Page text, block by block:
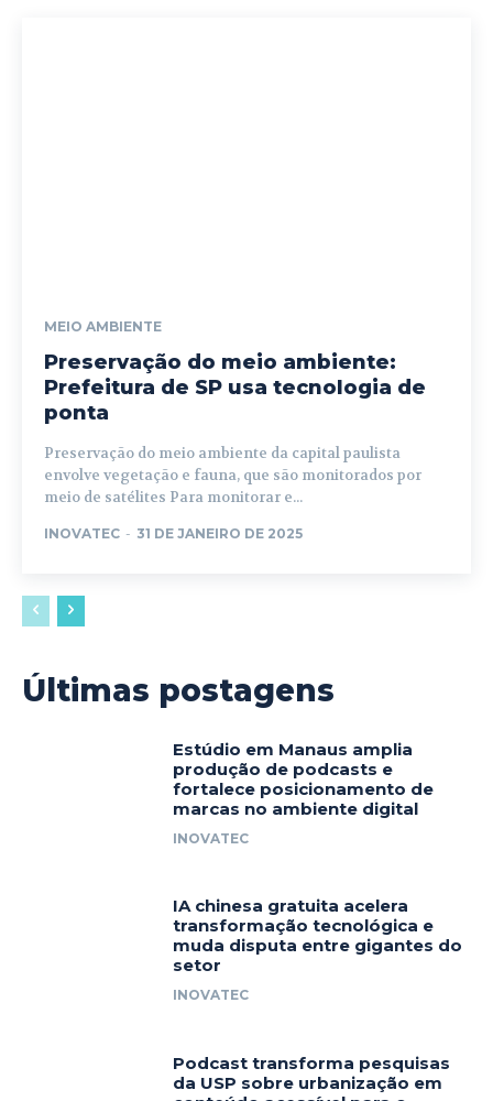
MEIO AMBIENTE
Preservação do meio ambiente:
Prefeitura de SP usa tecnologia de
ponta
Preservação do meio ambiente da capital paulista
envolve vegetação e fauna, que são monitorados por
meio de satélites Para monitorar e...
INOVATEC - 31 DE JANEIRO DE 2025
Últimas postagens
Estúdio em Manaus amplia
produção de podcasts e
fortalece posicionamento de
marcas no ambiente digital
INOVATEC
IA chinesa gratuita acelera
transformação tecnológica e
muda disputa entre gigantes do
setor
INOVATEC
Podcast transforma pesquisas
da USP sobre urbanização em